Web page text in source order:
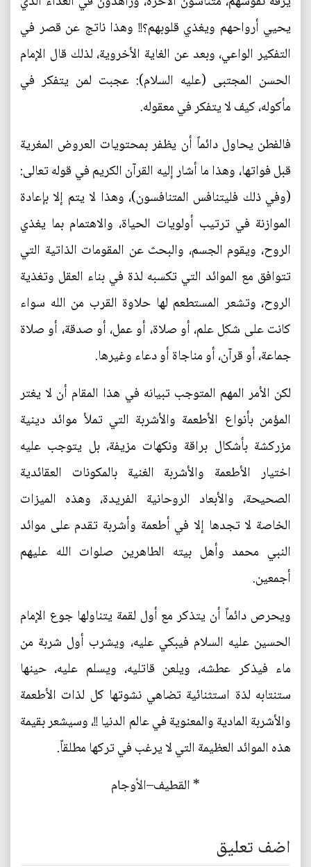
يحيي أرواحهم ويغذي قلوبهم؟!! وهذا ناتج عن قصر في
التفكير الواعي، وبعد عن الغاية الأخروية، لذلك قال الإمام
الحسن المجتبى (عليه السلام): عجبت لمن يتفكر في
مأكوله، كيف لا يتفكر في معقوله.
فالفطن يحاول دائماً أن يظفر بمحتويات العروض المغرية
قبل فواتها، وهذا ما أشار إليه القرآن الكريم في قوله تعالى:
(وفي ذلك فليتنافس المتنافسون)، وهذا لا يتم إلا بإعادة
الموازنة في ترتيب أولويات الحياة، والاهتمام بما يغذي
الروح، ويقوم الجسم، والبحث عن المقومات الذاتية التي
تتوافق مع الموائد التي تكسبه لذة في بناء العقل وتغذية
الروح، وتشعر المستطعم لها حلاوة القرب من الله سواء
كانت على شكل علم، أو صلاة، أو عمل، أو صدقة، أو صلاة
جماعة، أو قرآن، أو مناجاة أو دعاء وغيرها.
لكن الأمر المهم المتوجب تبيانه في هذا المقام أن لا يغتر
المؤمن بأنواع الأطعمة والأشربة التي تملأ موائد دينية
مزركشة بأشكال براقة ونكهات مزيفة، بل يتوجب عليه
اختيار الأطعمة والأشربة الغنية بالمكونات العقائدية
الصحيحة، والأبعاد الروحانية الفريدة، وهذه الميزات
الخاصة لا تجدها إلا في أطعمة وأشربة تقدم على موائد
النبي محمد وأهل بيته الطاهرين صلوات الله عليهم
أجمعين.
ويحرص دائماً أن يتذكر مع أول لقمة يتناولها جوع الإمام
الحسين عليه السلام فيبكي عليه، ويشرب أول شربة من
ماء فيذكر عطشه، ويلعن قاتليه، ويسلم عليه، حينها
ستنتابه لذة استثنائية تضاهي نشوتها كل لذات الأطعمة
والأشربة المادية والمعنوية في عالم الدنيا !!، وسيشعر بقيمة
هذه الموائد العظيمة التي لا يرغب في تركها مطلقاً.
* القطيف–الأوجام
اضف تعليق